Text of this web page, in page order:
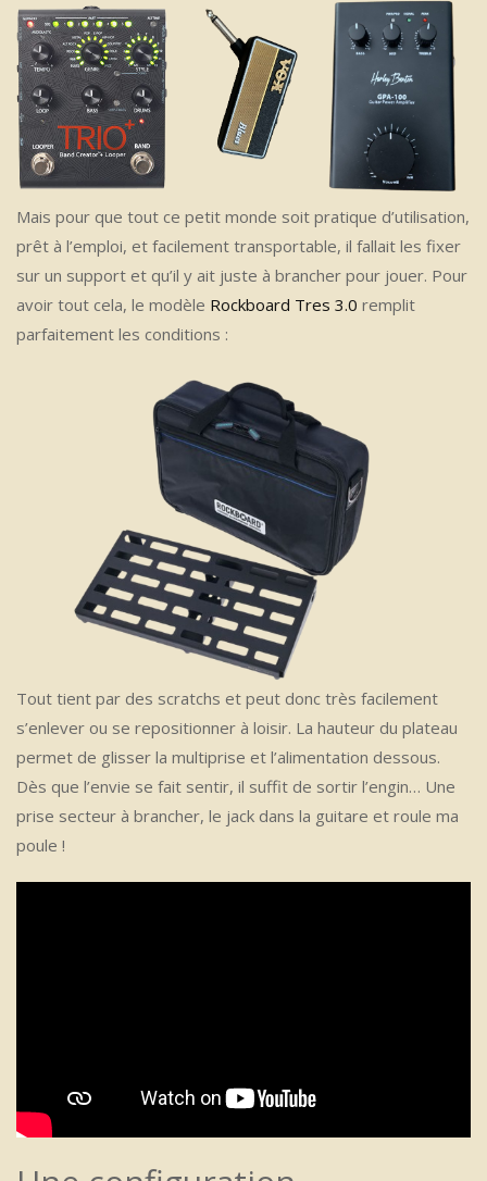
Mais pour que tout ce petit monde soit pratique d’utilisation,
prêt à l’emploi, et facilement transportable, il fallait les fixer
sur un support et qu’il y ait juste à brancher pour jouer. Pour
avoir tout cela, le modèle Rockboard Tres 3.0 remplit
parfaitement les conditions :
Tout tient par des scratchs et peut donc très facilement
s’enlever ou se repositionner à loisir. La hauteur du plateau
permet de glisser la multiprise et l’alimentation dessous.
Dès que l’envie se fait sentir, il suffit de sortir l’engin… Une
prise secteur à brancher, le jack dans la guitare et roule ma
poule !